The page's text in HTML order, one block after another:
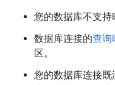
您的数据库不支持
数据库连接的查询
区。
您的数据库连接既